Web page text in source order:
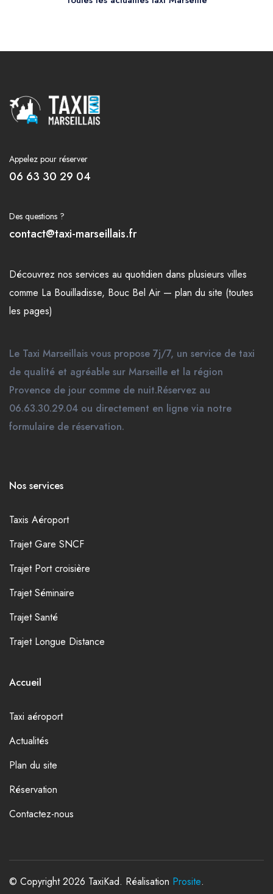
Appelez pour réserver
06 63 30 29 04
Des questions ?
contact@taxi-marseillais.fr
Découvrez nos services au quotidien dans plusieurs villes
comme La Bouilladisse, Bouc Bel Air — plan du site (toutes
les pages)
Le Taxi Marseillais vous propose 7j/7, un service de taxi
de qualité et agréable sur Marseille et la région
Provence de jour comme de nuit.Réservez au
06.63.30.29.04 ou directement en ligne via notre
formulaire de réservation.
Nos services
Taxis Aéroport
Trajet Gare SNCF
Trajet Port croisière
Trajet Séminaire
Trajet Santé
Trajet Longue Distance
Accueil
Taxi aéroport
Actualités
Plan du site
Réservation
Contactez-nous
© Copyright 2026 TaxiKad. Réalisation Prosite.